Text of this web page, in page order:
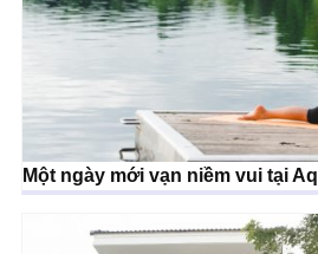
Một ngày mới vạn niềm vui tại